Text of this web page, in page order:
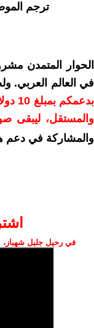
ترجم
الحوار المتمدن
في العالم العربي.
والمستقل، ليبقى
والمشاركة في دعم
في رحيل جليل شهباز،